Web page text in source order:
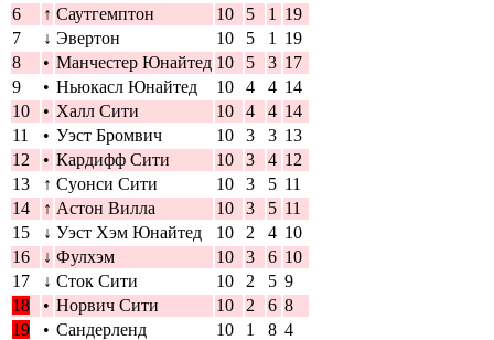
6
↑ Саутгемптон 10 5 1
19
7
↓ Эвертон 10 5 1
19
8
• Манчестер Юнайтед 10 5 3 17
9
• Ньюкасл Юнайтед 10 4 4 14
10
• Халл Сити 10 4 4 14
11
• Уэст Бромвич 10 3 3 13
12
• Кардифф Сити 10 3 4 12
13
↑ Суонси Сити 10 3 5 11
14
↑ Астон Вилла 10 3 5 11
15
↓ Уэст Хэм Юнайтед 10 2 4 10
16
↓ Фулхэм 10 3 6 10
17
↓ Сток Сити 10 2 5 9
18
• Норвич Сити 10 2 6 8
19
• Сандерленд 10 1 8 4